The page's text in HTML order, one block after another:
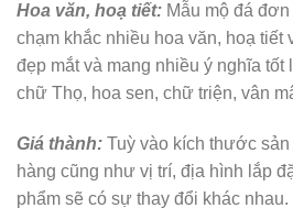
Hoa văn, hoạ tiết: Mẫu mộ đá
chạm khắc nhiều hoa văn, hoạ tiết
đẹp mắt và mang nhiều ý nghĩa
chữ Thọ, hoa sen, chữ triện, vân
Giá thành: Tuỳ vào kích thước
hàng cũng như vị trí, địa hình lắp
phẩm sẽ có sự thay đổi khác nhau.